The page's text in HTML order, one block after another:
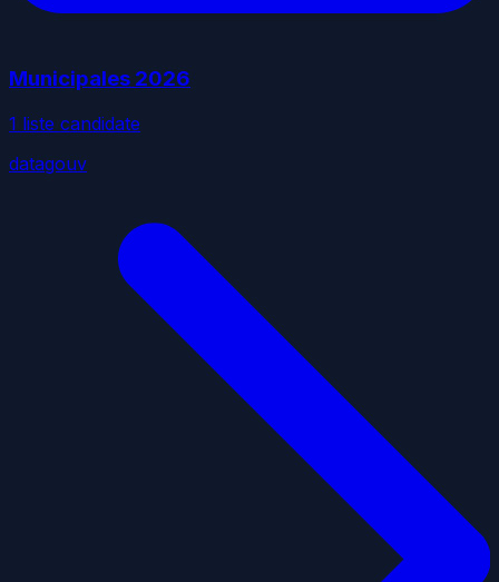
Municipales 2026
1 liste candidate
datagouv